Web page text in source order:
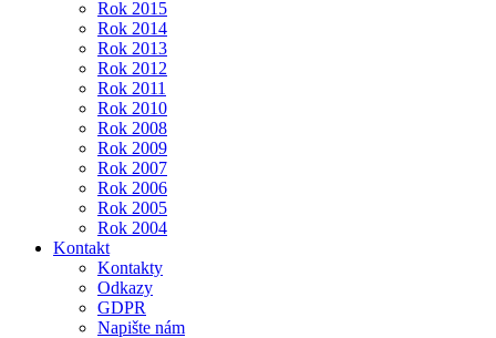
Rok 2015
Rok 2014
Rok 2013
Rok 2012
Rok 2011
Rok 2010
Rok 2008
Rok 2009
Rok 2007
Rok 2006
Rok 2005
Rok 2004
Kontakt
Kontakty
Odkazy
GDPR
Napište nám